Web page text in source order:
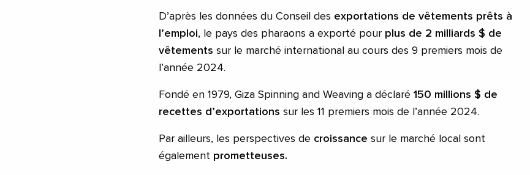
D’après les données du Conseil des exportations de vêtements prêts à
l’emploi, le pays des pharaons a exporté pour plus de 2 milliards $ de
vêtements sur le marché international au cours des 9 premiers mois de
l’année 2024.
Fondé en 1979, Giza Spinning and Weaving a déclaré 150 millions $ de
recettes d’exportations sur les 11 premiers mois de l’année 2024.
Par ailleurs, les perspectives de croissance sur le marché local sont
également prometteuses.